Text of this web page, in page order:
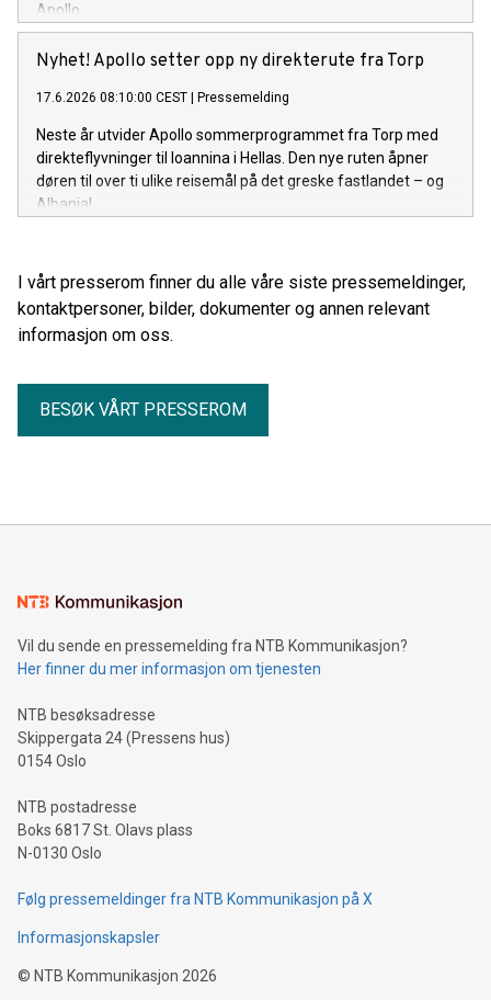
Apollo.
Nyhet! Apollo setter opp ny direkterute fra Torp
17.6.2026 08:10:00 CEST Pressemelding
Neste år utvider Apollo sommerprogrammet fra Torp med
direkteflyvninger til Ioannina i Hellas. Den nye ruten åpner
døren til over ti ulike reisemål på det greske fastlandet – og
Albania!
I vårt presserom finner du alle våre siste pressemeldinger,
kontaktpersoner, bilder, dokumenter og annen relevant
informasjon om oss.
BESØK VÅRT PRESSEROM
Vil du sende en pressemelding fra NTB Kommunikasjon?
Her finner du mer informasjon om tjenesten
NTB besøksadresse
Skippergata 24 (Pressens hus)
0154 Oslo
NTB postadresse
Boks 6817 St. Olavs plass
N-0130 Oslo
Følg pressemeldinger fra NTB Kommunikasjon på X
Informasjonskapsler
© NTB Kommunikasjon 2026